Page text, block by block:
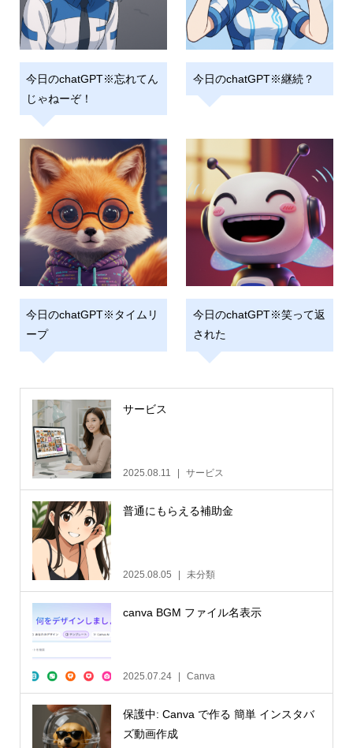
今日のchatGPT※忘れてん
じゃねーぞ！
今日のchatGPT※継続？
今日のchatGPT※タイムリ
ープ
今日のchatGPT※笑って返
された
サービス
2025.08.11 サービス
普通にもらえる補助金
2025.08.05 未分類
canva BGM ファイル名表示
2025.07.24 Canva
保護中: Canva で作る 簡単 インスタバ
ズ動画作成